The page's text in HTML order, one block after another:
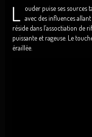
L ouder puise ses sources
avec des influences
réside dans l’assoctiation de
puissante et rageuse. Le
éraillée.